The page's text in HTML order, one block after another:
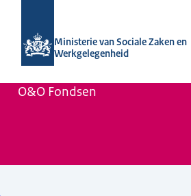
Ministerie van Sociale Zaken en
Werkgelegenheid
O&O Fondsen